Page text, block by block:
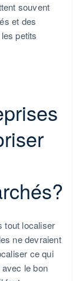
souvent
et des
petits
tout localiser
ne devraient
ce qui
le bon